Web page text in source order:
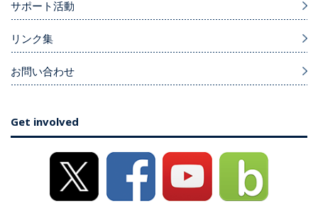
サポート活動
リンク集
お問い合わせ
Get involved